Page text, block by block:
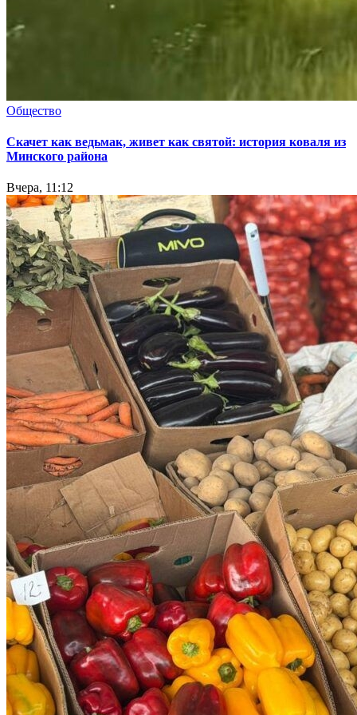
Общество
Скачет как ведьмак, живет как святой: история коваля из
Минского района
Вчера, 11:12